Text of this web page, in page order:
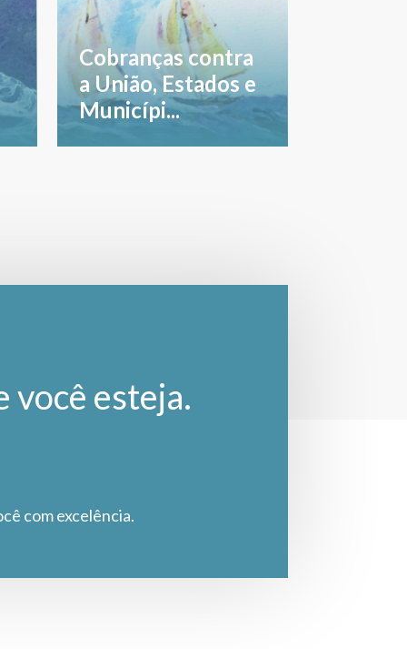
Cobranças contra
a União, Estados e
Municípi...
você esteja.
com excelência.